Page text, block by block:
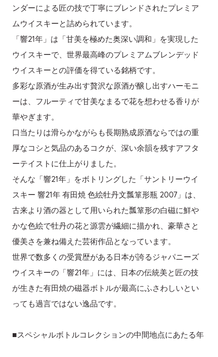
ンダーによる匠の技で丁寧にブレンドされたプレミア
ムウイスキーと詰められています。
「響21年」は「甘美を極めた奥深い調和」を実現した
ウイスキーで、世界最高峰のプレミアムブレンデッド
ウイスキーとの評価を得ている銘柄です。
多彩な原酒が生み出す贅沢な原酒が醸し出すハーモニ
ーは、フルーティで甘美なまるで花を想わせる香りが
華やぎます。
口当たりは滑らかながらも長期熟成原酒ならではの重
厚なコシと気品のあるコクが、深い余韻を残すアフタ
ーテイストに仕上がりました。
そんな「響21年」をボトリングした「サントリーウイ
スキー 響21年 有田焼 色絵牡丹文瓢箪形瓶 2007」は、
古来より酒の器として用いられた瓢箪形の白磁に鮮や
かな色絵で牡丹の花と源雲が繊細に描かれ、豪華さと
優美さを兼ね備えた芸術作品となっています。
世界で数多くの受賞歴がある日本が誇るジャパニーズ
ウイスキーの「響21年」には、日本の伝統美と匠の技
が生きた有田焼の磁器ボトルが最高にふさわしいとい
っても過言ではない逸品です。
■スペシャルボトルコレクションの中間地点にあたる年